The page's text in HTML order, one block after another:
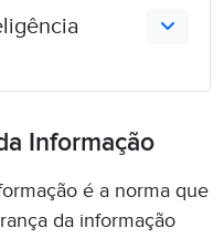
Informação
é a norma que
da informação